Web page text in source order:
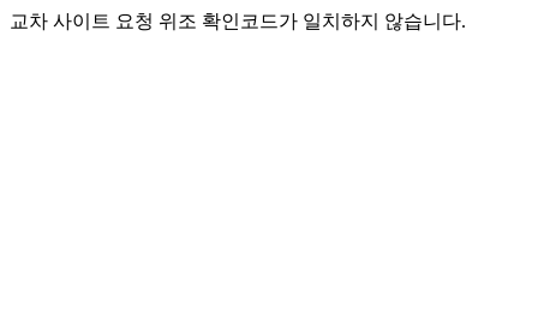
교차 사이트 요청 위조 확인코드가 일치하지 않습니다.